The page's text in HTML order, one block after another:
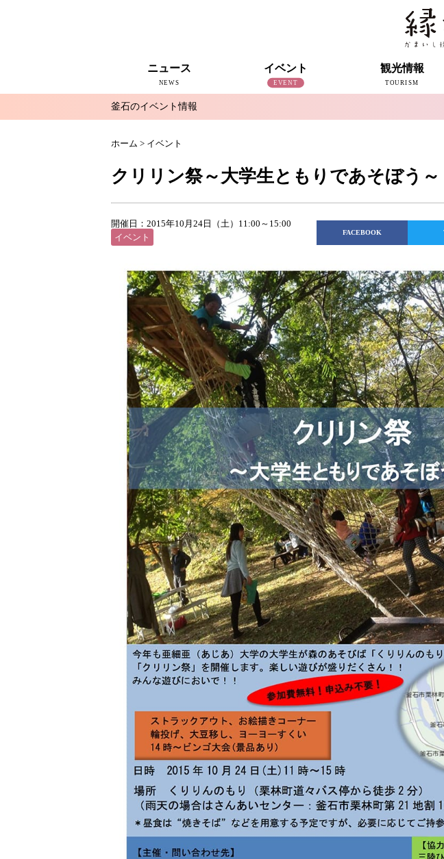
ニュース
NEWS
すべて
釜石新聞NewS
復興釜石新聞アーカイブ
地域情報
インタビュー
イベント
EVENT
観光情報
TOURISM
釜石のイベント情報
ホーム > イベント
クリリン祭～大学生ともりであそぼう～
開催日：2015年10月24日（土）11:00～15:00
イベント
FACEBOOK